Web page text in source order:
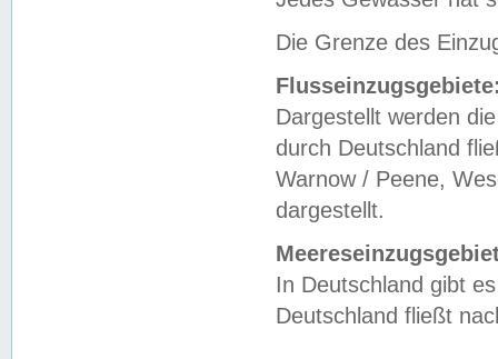
Die Grenze des
Dargestellt werden
durch Deutschland
Warnow / Peene,
dargestellt.
In Deutschland gibt
Deutschland fließt